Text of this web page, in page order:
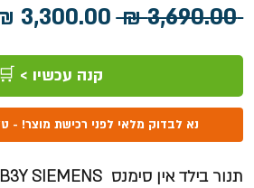
‏3,690.00 ‏₪
מחיר
רגיל
קנה עכשיו > 🛒
נא לבדוק מלאי לפני רכישת מוצר! - טל: 072-250-
תנור בילד אין סימנס HB237GEB3Y SIEMENS